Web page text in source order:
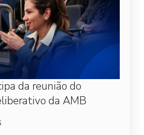
da reunião do
da AMB